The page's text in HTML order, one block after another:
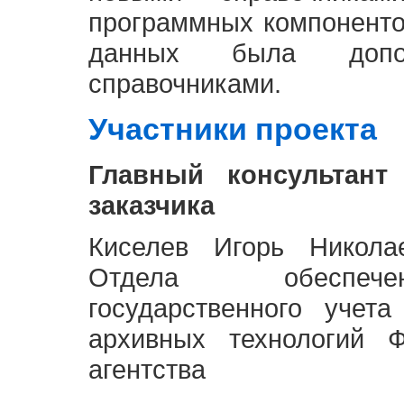
программных
данных была
справочниками.
Участники проекта
Главный
заказчика
Киселев Игорь
Отдела
государственного
архивных технологий
агентства